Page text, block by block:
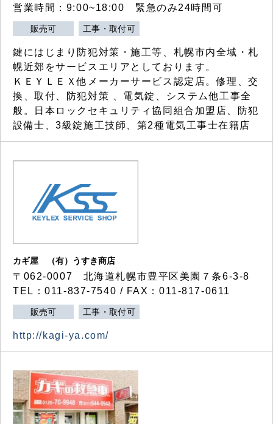
営業時間：9:00~18:00 緊急のみ24時間可
販売可 工事・取付可
鍵にはじまり防犯対策・施工等、札幌市内全域・札
幌近郊をサービスエリアとしております。
ＫＥＹＬＥＸ他メーカーサービス認定店。修理、交
換、取付、防犯対策 、電気錠、システム他工事全
般。日本ロックセキュリティ協同組合加盟店、防犯
設備士、3級錠施工技師、第2種電気工事士在籍店
カギ屋 （有）うすき商店
〒062-0007 北海道札幌市豊平区美園７条6-3-8
TEL：011-837-7540 / FAX：011-817-0611
販売可 工事・取付可
http://kagi-ya.com/